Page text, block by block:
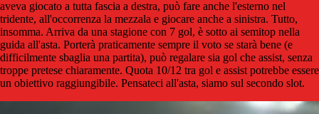
aveva giocato a tutta fascia a destra, può fare anche l'esterno nel
tridente, all'occorrenza la mezzala e giocare anche a sinistra. Tutto,
insomma. Arriva da una stagione con 7 gol, è sotto ai semitop nella
guida all'asta. Porterà praticamente sempre il voto se starà bene (e
difficilmente sbaglia una partita), può regalare sia gol che assist, senza
troppe pretese chiaramente. Quota 10/12 tra gol e assist potrebbe essere
un obiettivo raggiungibile. Pensateci all'asta, siamo sul secondo slot.